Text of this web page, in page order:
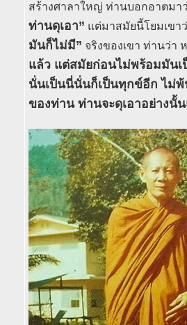
สร้างศาลาใหญ่ ท่านบอกอาตมา
ท่านดุเอา” แต่มาสมัยนี้โยมเขา
มันก็ไม่มี” จริงของเขา ท่านว่า
แล้ว แต่สมัยก่อนไม่พร้อมมันเ
นั่นเป็นนี่นั่นก็เป็นทุกข์อีก ไม่
ของท่าน ท่านจะดุเอาอย่างนั้